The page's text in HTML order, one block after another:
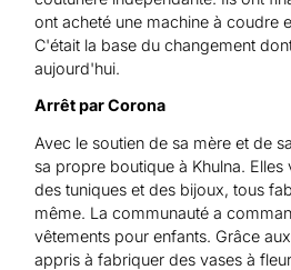
ont acheté une machine à coudre
C'était la base du changement
aujourd'hui.
Arrêt par Corona
Avec le soutien de sa mère et de
sa propre boutique à Khulna.
des tuniques et des bijoux, tous
même. La communauté a
vêtements pour enfants. Grâce
appris à fabriquer des vases à